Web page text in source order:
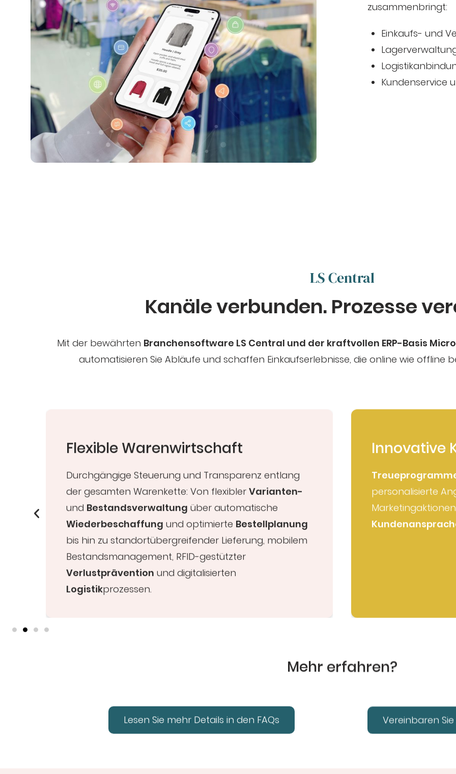
zusammenbringt:
Einkaufs- und
Kundenservice
LS Central
Kanäle verbunden. Prozesse
Mit der bewährten Branchensoftware LS Central und der kraftvollen ERP-Basis
automatisieren Sie Abläufe und schaffen Einkaufserlebnisse, die online wie offline
Flexible Warenwirtschaft
Durchgängige Steuerung und Transparenz entlang
der gesamten Warenkette: Von flexibler Varianten-
und Bestandsverwaltung über automatische
Wiederbeschaffung und optimierte Bestellplanung
bis hin zu standortübergreifender Lieferung, mobilem
Bestandsmanagement, RFID-gestützter
Verlustprävention und digitalisierten
Logistikprozessen.
Innovative
personalisierte
Mehr erfahren?
Lesen Sie mehr Details in den FAQs Vereinbaren